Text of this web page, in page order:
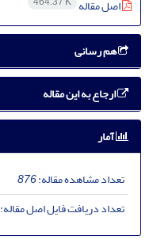
اصل مقاله
هم رسانی
ارجاع به این مقاله
آمار
تعداد مشاهده مقاله:876
تعداد دریافت فایل اصل مقاله: